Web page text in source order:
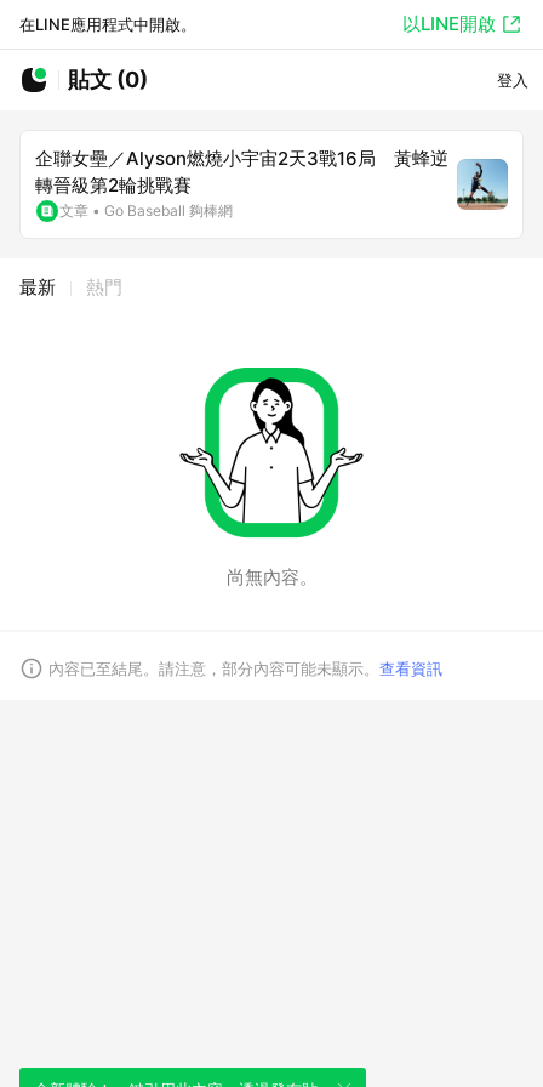
在LINE應用程式中開啟。 以LINE開啟
貼文 (0) 登入
企聯女壘／Alyson燃燒小宇宙2天3戰16局 黃蜂逆
轉晉級第2輪挑戰賽
文章 • Go Baseball 夠棒網
最新 熱門
尚無內容。
內容已至結尾。請注意，部分內容可能未顯示。 查看資訊